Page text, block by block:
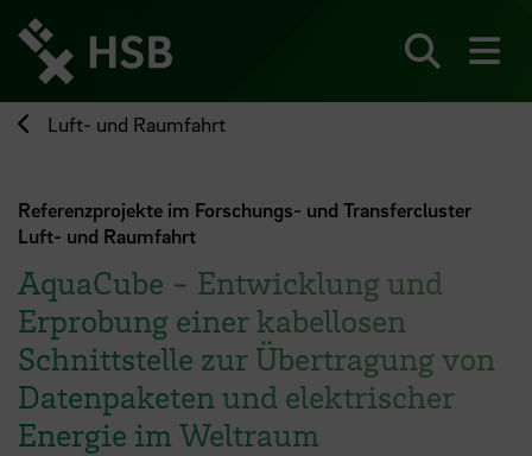
zum
Seiteninhalt
springen
Luft- und Raumfahrt
Referenzprojekte im Forschungs- und Transfercluster
Luft- und Raumfahrt
AquaCube - Entwicklung und
Erprobung einer kabellosen
Schnittstelle zur Übertragung von
Datenpaketen und elektrischer
Energie im Weltraum